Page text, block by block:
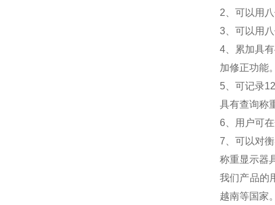
2 、可以用
3 、可以用
4 、累加具
加修正功能
5 、可记录
具有查询称
6 、用户可
7 、可以对
称重显示器
我们产品的
越南等国家